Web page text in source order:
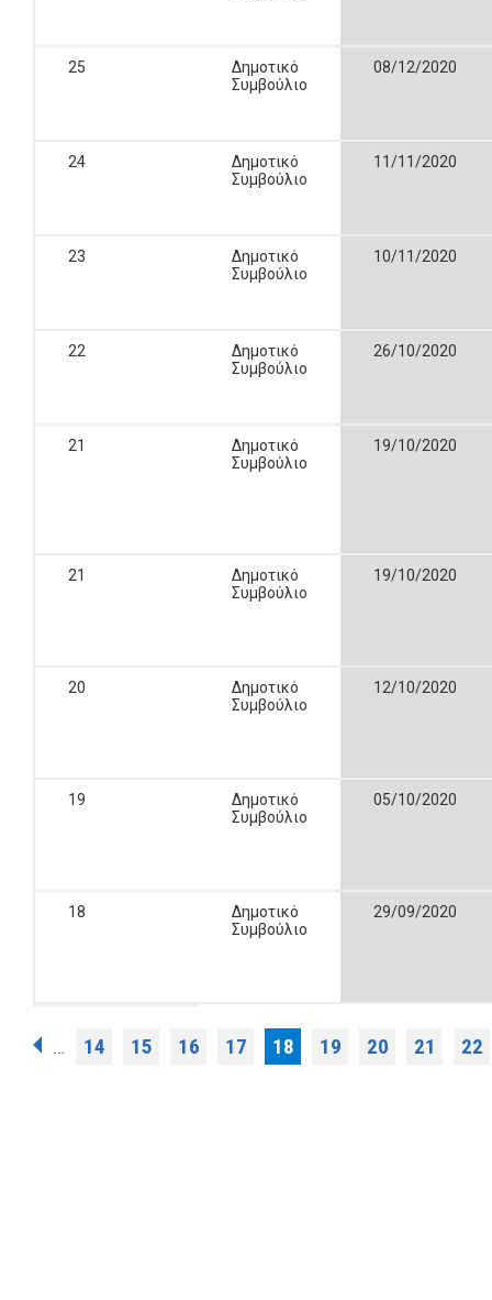
25
Δημοτικό
Συμβούλιο
08/12/2020
24
Δημοτικό
Συμβούλιο
11/11/2020
23
Δημοτικό
Συμβούλιο
10/11/2020
22
Δημοτικό
Συμβούλιο
26/10/2020
21
Δημοτικό
Συμβούλιο
19/10/2020
21
Δημοτικό
Συμβούλιο
19/10/2020
20
Δημοτικό
Συμβούλιο
12/10/2020
19
Δημοτικό
Συμβούλιο
05/10/2020
18
Δημοτικό
Συμβούλιο
29/09/2020
Σελίδες
… 14 15 16 17 18 19 20 21 22